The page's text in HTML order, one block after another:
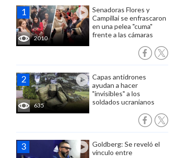
2010
Senadoras Flores y
Campillai se enfrascaron
en una pelea "cuma"
frente a las cámaras
635
Capas antidrones
ayudan a hacer
"invisibles" a los
soldados ucranianos
Goldberg: Se reveló el
vínculo entre